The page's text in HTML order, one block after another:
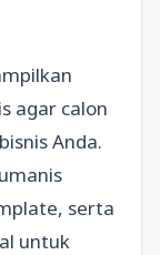
agar calon
Anda.
serta
untuk